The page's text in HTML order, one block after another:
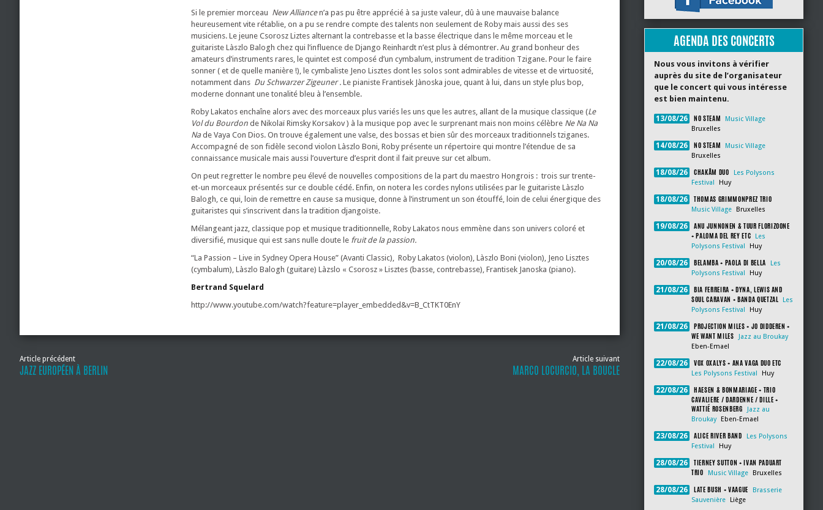
Si le premier morceau New Alliancen’a pas pu être apprécié à sa juste valeur, dû à une mauvaise balance
heureusement vite rétablie, on a pu se rendre compte des talents non seulement de Roby mais aussi des ses
musiciens. Le jeune Csorosz Liztes alternant la contrebasse et la basse électrique dans le même morceau et le
guitariste Làszlo Balogh chez qui l’influence de Django Reinhardt n’est plus à démontrer. Au grand bonheur des
amateurs d’instruments rares, le quintet est composé d’un cymbalum, instrument de tradition Tzigane. Pour le faire
sonner ( et de quelle manière !), le cymbaliste Jeno Lisztes dont les solos sont admirables de vitesse et de virtuosité,
notamment dans Du Schwarzer Zigeuner . Le pianiste Frantisek Jànoska joue, quant à lui, dans un style plus bop,
moderne donnant une tonalité bleu à l’ensemble.
Roby Lakatos enchaîne alors avec des morceaux plus variés les uns que les autres, allant de la musique classique (Le
Vol du Bourdon de Nikolaï Rimsky Korsakov ) à la musique pop avec le surprenant mais non moins célèbre Ne Na Na
Na de Vaya Con Dios. On trouve également une valse, des bossas et bien sûr des morceaux traditionnels tziganes.
Accompagné de son fidèle second violon Làszlo Boni, Roby présente un répertoire qui montre l’étendue de sa
connaissance musicale mais aussi l’ouverture d’esprit dont il fait preuve sur cet album.
On peut regretter le nombre peu élevé de nouvelles compositions de la part du maestro Hongrois : trois sur trente-
et-un morceaux présentés sur ce double cédé. Enfin, on notera les cordes nylons utilisées par le guitariste Làszlo
Balogh, ce qui, loin de remettre en cause sa musique, donne à l’instrument un son étouffé, loin de celui énergique des
guitaristes qui s’inscrivent dans la tradition djangoïste.
Mélangeant jazz, classique pop et musique traditionnelle, Roby Lakatos nous emmène dans son univers coloré et
diversifié, musique qui est sans nulle doute le fruit de la passion.
“La Passion – Live in Sydney Opera House” (Avanti Classic), Roby Lakatos (violon), Làszlo Boni (violon), Jeno Lisztes
(cymbalum), Làszlo Balogh (guitare) Làzslo « Csorosz » Lisztes (basse, contrebasse), Frantisek Janoska (piano).
Bertrand Squelard
http://www.youtube.com/watch?feature=player_embedded&v=B_CtTKT0EnY
Article précédent
JAZZ EUROPÉEN À BERLIN
Article suivant
MARCO LOCURCIO, LA BOUCLE
AGENDA DES CONCERTS
Nous vous invitons à vérifier
auprès du site de l’organisateur
que le concert qui vous intéresse
est bien maintenu.
13/08/26 NO STEAM
Music Village
Bruxelles
14/08/26 NO STEAM
Music Village
Bruxelles
18/08/26 CHAKÂM DUO
Les Polysons
Festival
Huy
18/08/26 THOMAS GRIMMONPREZ TRIO
Music Village Bruxelles
19/08/26
ANU JUNNONEN & TUUR FLORIZOONE
+ PALOMA DEL REY ETC
Les
Polysons Festival
Huy
20/08/26 BELAMBA + PAOLA DI BELLA
Les
Polysons Festival
Huy
21/08/26
BIA FERREIRA + DYNA, LEWIS AND
SOUL CARAVAN + BANDA QUETZAL
Les
Polysons Festival
Huy
21/08/26
PROJECTION MILES + JO DIDDEREN +
WE WANT MILES
Jazz au Broukay
Eben-Emael
22/08/26 VOX OXALYS + ANA VAGA DUO ETC
Les Polysons Festival Huy
22/08/26
HAESEN & BONMARIAGE + TRIO
CAVALIERE / DARDENNE / DILLE +
WATTIÉ ROSENBERG
Jazz au
Broukay
Eben-Emael
23/08/26 ALICE RIVER BAND
Les Polysons
Festival
Huy
28/08/26
TIERNEY SUTTON + IVAN PADUART
TRIO
Music Village Bruxelles
28/08/26 LATE BUSH + VAAGUE
Brasserie
Sauvenière
Liège